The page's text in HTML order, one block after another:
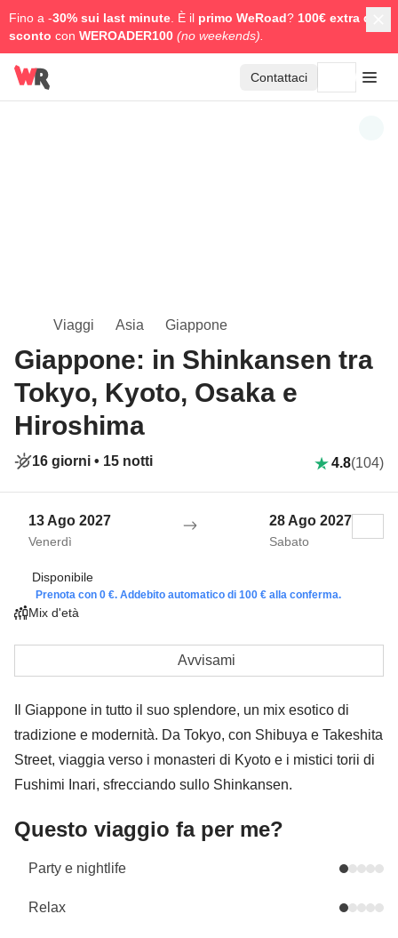
Fino a -30% sui last minute . È il primo WeRoad? 100€ extra di
sconto con WEROADER100 (no weekends).
Contattaci
Viaggi Asia Giappone
Giappone: in Shinkansen tra
Tokyo, Kyoto, Osaka e
Hiroshima
16 giorni • 15 notti 4.8(104)
13 Ago 2027
Venerdì
28 Ago 2027
Sabato
Disponibile
Prenota con 0 €. Addebito automatico di 100 € alla conferma.
Mix d'età
Avvisami
Il Giappone in tutto il suo splendore, un mix esotico di
tradizione e modernità. Da Tokyo, con Shibuya e Takeshita
Street, viaggia verso i monasteri di Kyoto e i mistici torii di
Fushimi Inari, sfrecciando sullo Shinkansen.
Questo viaggio fa per me?
Party e nightlife
Relax